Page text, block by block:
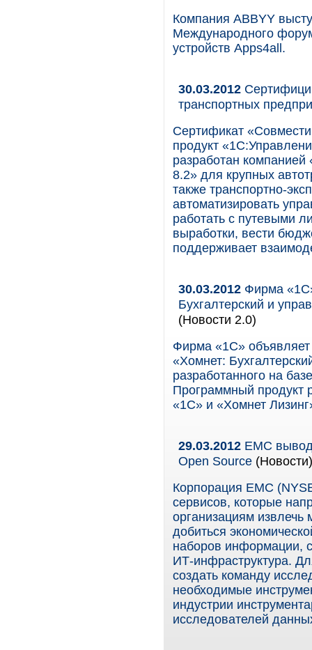
Компания ABBYY
Международного
устройств Apps4all.
30.03.2012
транспортных
Сертификат
продукт
разработан
8.2» для крупных
также транспортно-
автоматизировать
работать с путевыми
выработки, вести
поддерживает
30.03.2012 Фирма
Бухгалтерский и
(Новости 2.0)
Фирма «1С» объявляет
«Хомнет:
разработанного на
Программный продукт
«1С» и «Хомнет
29.03.2012 EMC
Open Source (Новости)
Корпорация EMC
сервисов, которые
организациям
добиться
наборов информации,
ИТ-инфраструктура.
создать команду
необходимые
индустрии
исследователей